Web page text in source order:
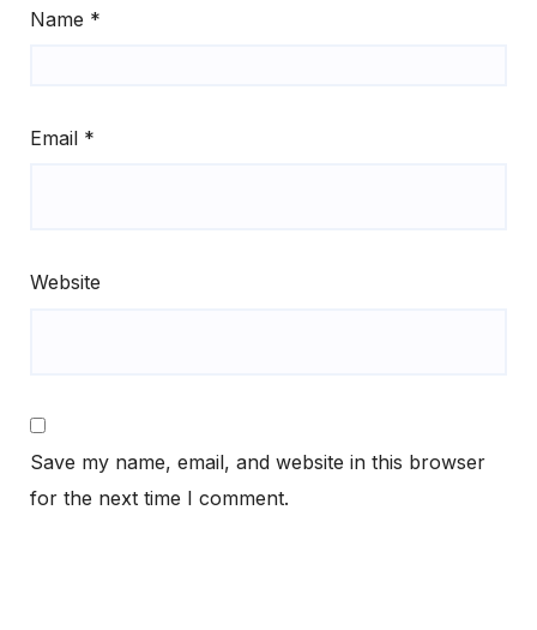
Name *
Email *
Website
Save my name, email, and website in this browser
for the next time I comment.